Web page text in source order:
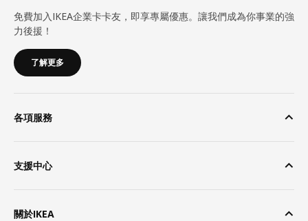
免費加入IKEA企業卡卡友，即享專屬優惠。讓我們成為你事業的強
力後援！
了解更多
各項服務
支援中心
關於IKEA